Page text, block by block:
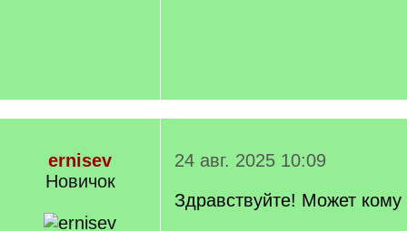
ernisev
Новичок
24 авг. 2025 10:09
Здравствуйте! Может